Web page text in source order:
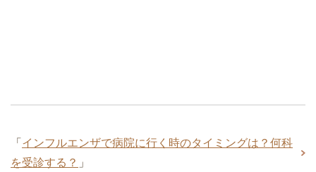
「 インフルエンザで病院に行く時のタイミングは？何科
を受診する？ 」